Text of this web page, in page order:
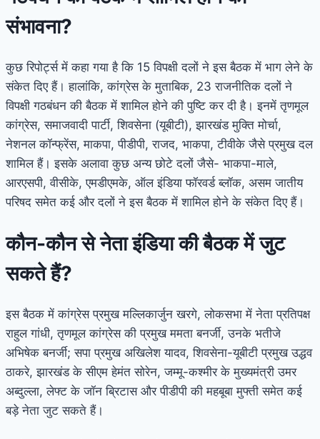
संभावना?
कुछ रिपोर्ट्स में कहा गया है कि 15 विपक्षी दलों ने इस बैठक में भाग लेने के
संकेत दिए हैं। हालांकि, कांग्रेस के मुताबिक, 23 राजनीतिक दलों ने
विपक्षी गठबंधन की बैठक में शामिल होने की पुष्टि कर दी है। इनमें तृणमूल
कांग्रेस, समाजवादी पार्टी, शिवसेना (यूबीटी), झारखंड मुक्ति मोर्चा,
नेशनल कॉन्फ्रेंस, माकपा, पीडीपी, राजद, भाकपा, टीवीके जैसे प्रमुख दल
शामिल हैं। इसके अलावा कुछ अन्य छोटे दलों जैसे- भाकपा-माले,
आरएसपी, वीसीके, एमडीएमके, ऑल इंडिया फॉरवर्ड ब्लॉक, असम जातीय
परिषद समेत कई और दलों ने इस बैठक में शामिल होने के संकेत दिए हैं।
कौन-कौन से नेता इंडिया की बैठक में जुट
सकते हैं?
इस बैठक में कांग्रेस प्रमुख मल्लिकार्जुन खरगे, लोकसभा में नेता प्रतिपक्ष
राहुल गांधी, तृणमूल कांग्रेस की प्रमुख ममता बनर्जी, उनके भतीजे
अभिषेक बनर्जी; सपा प्रमुख अखिलेश यादव, शिवसेना-यूबीटी प्रमुख उद्धव
ठाकरे, झारखंड के सीएम हेमंत सोरेन, जम्मू-कश्मीर के मुख्यमंत्री उमर
अब्दुल्ला, लेफ्ट के जॉन ब्रिटास और पीडीपी की महबूबा मुफ्ती समेत कई
बड़े नेता जुट सकते हैं।